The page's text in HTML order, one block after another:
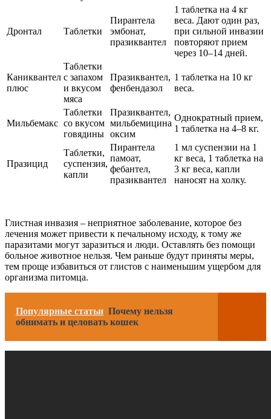
Дронтал Таблетки
Пирантела
эмбонат,
празиквантел
1 таблетка на 4 кг
веса. Дают один раз,
при сильной инвазии
повторяют прием
через 10–14 дней.
Каниквантел
плюс
Таблетки
с запахом
и вкусом
мяса
Празиквантел,
фенбендазол
1 таблетка на 10 кг
веса.
Мильбемакс
Таблетки
со вкусом
говядины
Празиквантел,
мильбемицина
оксим
Однократный прием,
1 таблетка на 4–8 кг.
Празицид
Таблетки,
суспензия,
капли
Пирантела
памоат,
фебантел,
празиквантел
1 мл суспензии на 1
кг веса, 1 таблетка на
3 кг веса, капли
наносят на холку.
Глистная инвазия – неприятное заболевание, которое без
лечения может привести к печальному исходу, к тому же
паразитами могут заразиться и люди. Оставлять без помощи
больное животное нельзя. Чем раньше будут приняты меры,
тем проще избавиться от глистов с наименьшим ущербом для
организма питомца.
Популярные статьи Почему нельзя
обнимать и целовать кошек